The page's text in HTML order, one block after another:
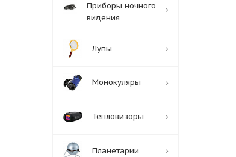
Приборы ночного
видения
Лупы
Монокуляры
Тепловизоры
Планетарии